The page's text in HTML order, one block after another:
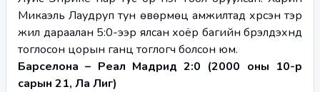
Микаэль Лаудруп тун өвөрмөц амжилтад хүрсэн тэр
жил дараалан 5:0-ээр ялсан хоёр багийн бүрэлдэхүүнд
тоглосон цорын ганц тоглогч болсон юм.
Барселона – Реал Мадрид 2:0 (2000 оны 10-р
сарын 21, Ла Лиг)